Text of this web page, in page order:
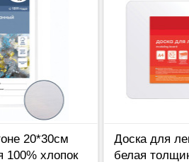
20*30см
100% хлопок
Доска для
белая